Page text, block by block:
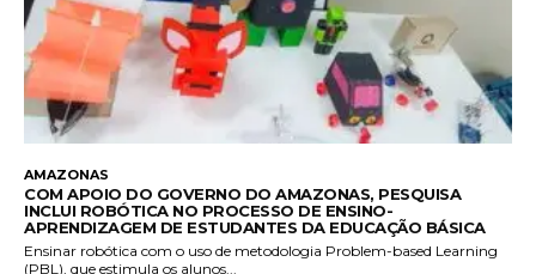
AMAZONAS
COM APOIO DO GOVERNO DO AMAZONAS, PESQUISA
INCLUI ROBÓTICA NO PROCESSO DE ENSINO-
APRENDIZAGEM DE ESTUDANTES DA EDUCAÇÃO BÁSICA
Ensinar robótica com o uso de metodologia Problem-based Learning
(PBL), que estimula os alunos...